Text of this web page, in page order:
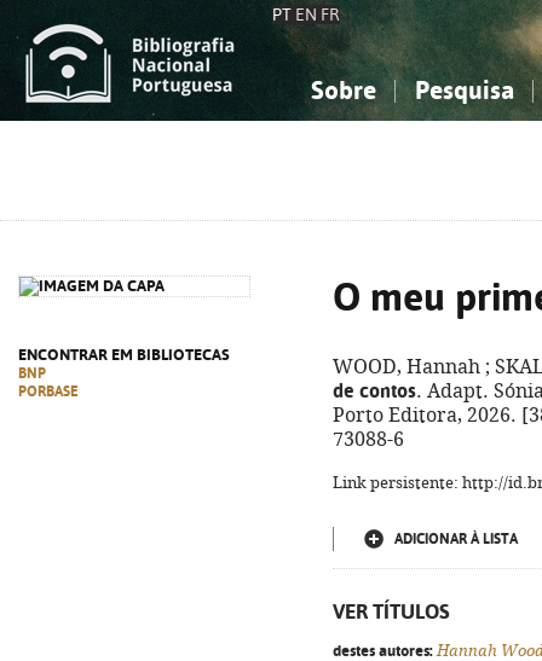
PT EN FR
Sobre Pesquisa
ENCONTRAR EM BIBLIOTECAS
BNP
PORBASE
O meu
WOOD, Hannah ;
de contos. Adapt.
Porto Editora, 2026.
73088-6
Link persistente: http://
ADICIONAR À LISTA
VER TÍTULOS
destes autores: Hannah